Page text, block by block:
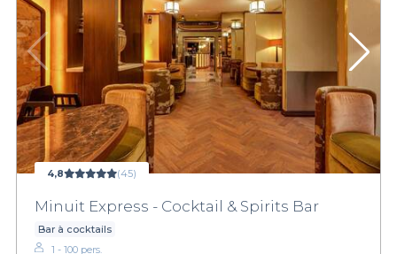
4,8 (45)
Minuit Express - Cocktail & Spirits Bar
Bar à cocktails
1 - 100 pers.